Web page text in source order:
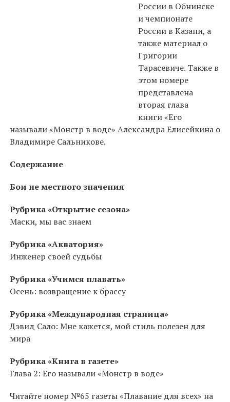
России в Обнинске
и чемпионате
России в Казани, а
также материал о
Григории
Тарасевиче. Также в
этом номере
представлена
вторая глава
книги «Его
называли «Монстр в воде» Александра Елисейкина о
Владимире Сальникове.
Содержание
Бои не местного значения
Рубрика «Открытие сезона»
Маски, мы вас знаем
Рубрика «Акватория»
Инженер своей судьбы
Рубрика «Учимся плавать»
Осень: возвращение к брассу
Рубрика «Международная страница»
Дэвид Сало: Мне кажется, мой стиль полезен для
мира
Рубрика «Книга в газете»
Глава 2: Его называли «Монстр в воде»
Читайте номер №65 газеты «Плавание для всех» на